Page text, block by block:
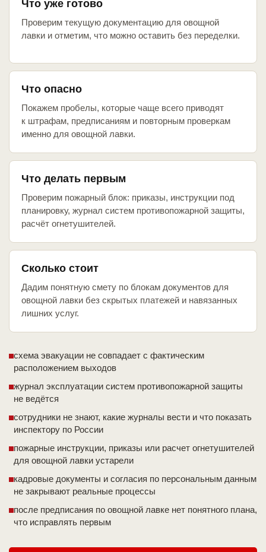
Что уже готово
Проверим текущую документацию для овощной
лавки и отметим, что можно оставить без переделки.
Что опасно
Покажем пробелы, которые чаще всего приводят
к штрафам, предписаниям и повторным проверкам
именно для овощной лавки.
Что делать первым
Проверим пожарный блок: приказы, инструкции под
планировку, журнал систем противопожарной защиты,
расчёт огнетушителей.
Сколько стоит
Дадим понятную смету по блокам документов для
овощной лавки без скрытых платежей и навязанных
лишних услуг.
схема эвакуации не совпадает с фактическим
расположением выходов
журнал эксплуатации систем противопожарной защиты
не ведётся
сотрудники не знают, какие журналы вести и что показать
инспектору по России
пожарные инструкции, приказы или расчет огнетушителей
для овощной лавки устарели
кадровые документы и согласия по персональным данным
не закрывают реальные процессы
после предписания по овощной лавке нет понятного плана,
что исправлять первым